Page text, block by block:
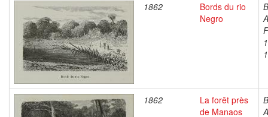
1862
Bords du rio
Negro
1862
La forêt près
de Manaos